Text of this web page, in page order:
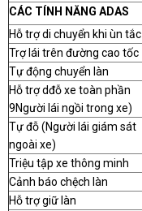
CÁC TÍNH NĂNG ADAS
Hỗ trợ di chuyển khi ùn tắc
Trợ lái trên đường cao tốc
Tự động chuyển làn
Hỗ trợ dđỗ xe toàn phần
9Người lái ngồi trong xe)
Tự đỗ (Người lái giám sát
ngoài xe)
Triệu tập xe thông minh
Cảnh báo chệch làn
Hỗ trợ giữ làn